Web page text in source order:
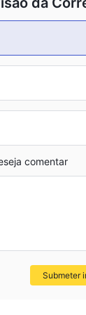
tome o
começa a
conta ouro, de
várias opções
mt4,
comerciantes
de acordo
comentar
Submeter